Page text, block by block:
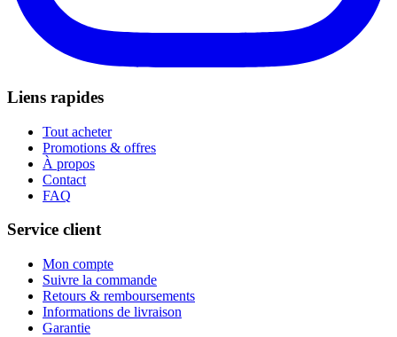
Liens rapides
Tout acheter
Promotions & offres
À propos
Contact
FAQ
Service client
Mon compte
Suivre la commande
Retours & remboursements
Informations de livraison
Garantie